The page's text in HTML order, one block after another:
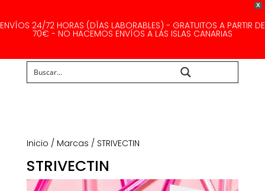
X
ENVÍOS 24/72 HORAS (DÍAS LABORABLES) - GRATUITOS A PARTIR DE
70€ - NO HACEMOS ENVÍOS A LAS ISLAS CANARIAS
Inicio / Marcas / STRIVECTIN
STRIVECTIN